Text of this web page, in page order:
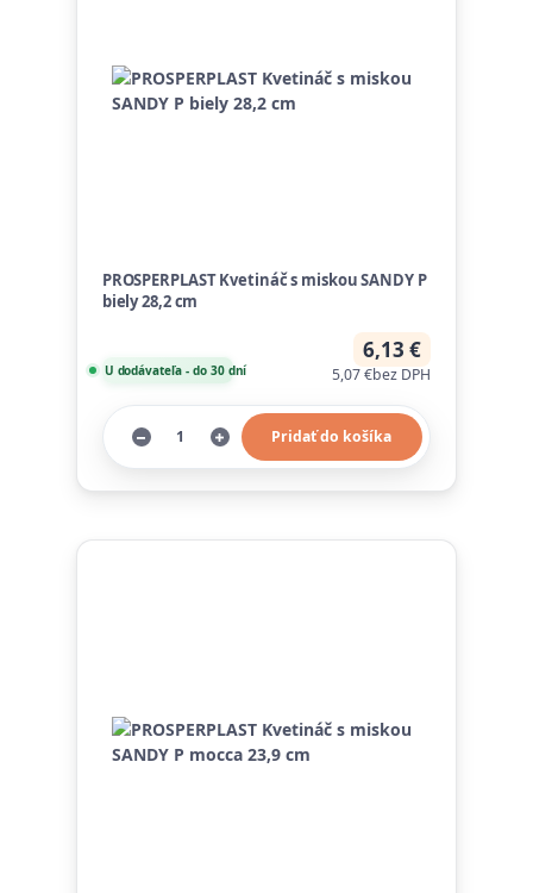
PROSPERPLAST Kvetináč s miskou SANDY P
biely 28,2 cm
6,13 €
5,07 €bez DPH
U dodávateľa - do 30 dní
Pridať do košíka